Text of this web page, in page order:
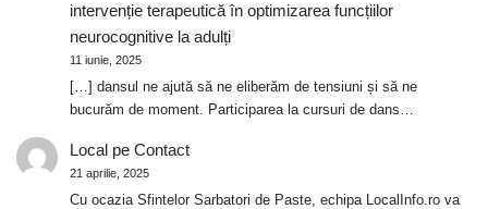
intervenție terapeutică în optimizarea funcțiilor
neurocognitive la adulți
11 iunie, 2025
[…] dansul ne ajută să ne eliberăm de tensiuni și să ne
bucurăm de moment. Participarea la cursuri de dans…
Localpe Contact
21 aprilie, 2025
Cu ocazia Sfintelor Sarbatori de Paste, echipa LocalInfo.ro va